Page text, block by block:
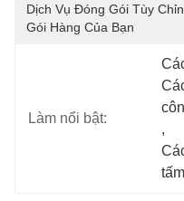
Dịch Vụ Đóng Gói Tùy
Gói Hàng Của Bạn
Làm nổi bật:
,